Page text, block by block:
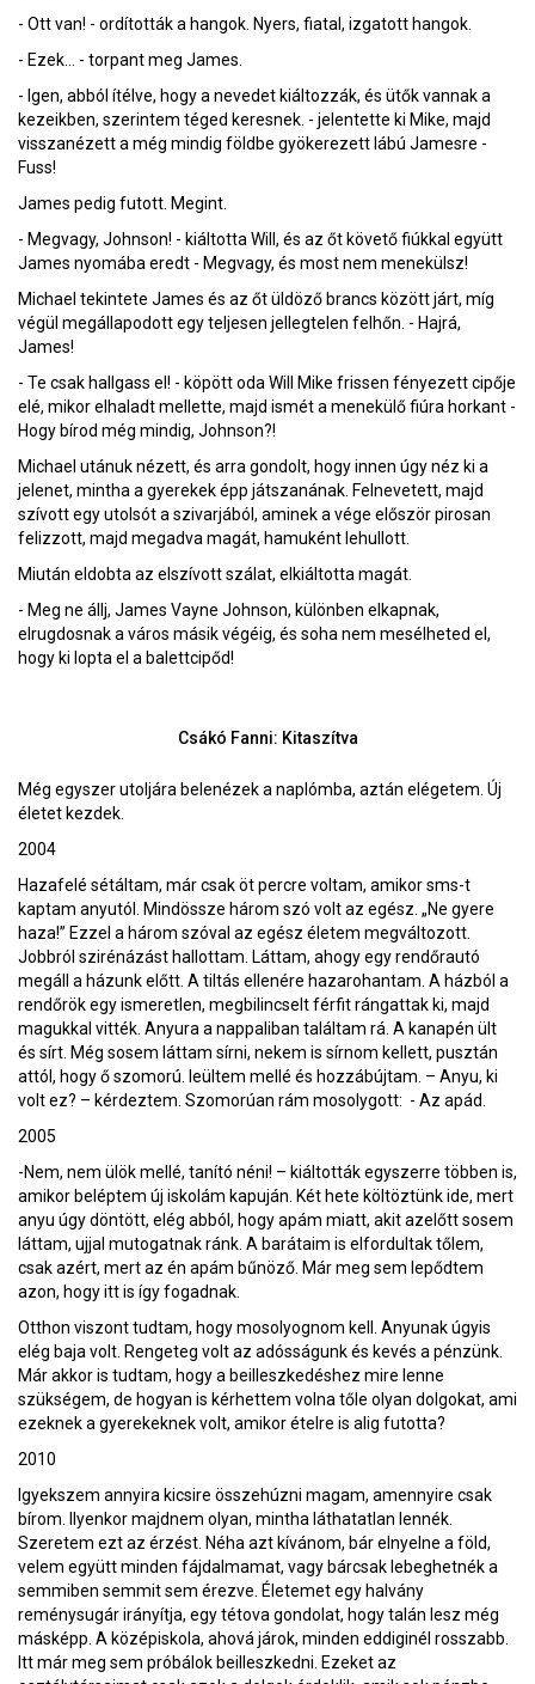
- Ott van! - ordították a hangok. Nyers, fiatal, izgatott hangok.
- Ezek... - torpant meg James.
- Igen, abból ítélve, hogy a nevedet kiáltozzák, és ütők vannak a
kezeikben, szerintem téged keresnek. - jelentette ki Mike, majd
visszanézett a még mindig földbe gyökerezett lábú Jamesre -
Fuss!
James pedig futott. Megint.
- Megvagy, Johnson! - kiáltotta Will, és az őt követő fiúkkal együtt
James nyomába eredt - Megvagy, és most nem menekülsz!
Michael tekintete James és az őt üldöző brancs között járt, míg
végül megállapodott egy teljesen jellegtelen felhőn. - Hajrá,
James!
- Te csak hallgass el! - köpött oda Will Mike frissen fényezett cipője
elé, mikor elhaladt mellette, majd ismét a menekülő fiúra horkant -
Hogy bírod még mindig, Johnson?!
Michael utánuk nézett, és arra gondolt, hogy innen úgy néz ki a
jelenet, mintha a gyerekek épp játszanának. Felnevetett, majd
szívott egy utolsót a szivarjából, aminek a vége először pirosan
felizzott, majd megadva magát, hamuként lehullott.
Miután eldobta az elszívott szálat, elkiáltotta magát.
- Meg ne állj, James Vayne Johnson, különben elkapnak,
elrugdosnak a város másik végéig, és soha nem mesélheted el,
hogy ki lopta el a balettcipőd!
Csákó Fanni: Kitaszítva
Még egyszer utoljára belenézek a naplómba, aztán elégetem. Új
életet kezdek.
2004
Hazafelé sétáltam, már csak öt percre voltam, amikor sms-t
kaptam anyutól. Mindössze három szó volt az egész. „Ne gyere
haza!” Ezzel a három szóval az egész életem megváltozott.
Jobbról szirénázást hallottam. Láttam, ahogy egy rendőrautó
megáll a házunk előtt. A tiltás ellenére hazarohantam. A házból a
rendőrök egy ismeretlen, megbilincselt férfit rángattak ki, majd
magukkal vitték. Anyura a nappaliban találtam rá. A kanapén ült
és sírt. Még sosem láttam sírni, nekem is sírnom kellett, pusztán
attól, hogy ő szomorú. leültem mellé és hozzábújtam. – Anyu, ki
volt ez? – kérdeztem. Szomorúan rám mosolygott: - Az apád.
2005
-Nem, nem ülök mellé, tanító néni! – kiáltották egyszerre többen is,
amikor beléptem új iskolám kapuján. Két hete költöztünk ide, mert
anyu úgy döntött, elég abból, hogy apám miatt, akit azelőtt sosem
láttam, ujjal mutogatnak ránk. A barátaim is elfordultak tőlem,
csak azért, mert az én apám bűnöző. Már meg sem lepődtem
azon, hogy itt is így fogadnak.
Otthon viszont tudtam, hogy mosolyognom kell. Anyunak úgyis
elég baja volt. Rengeteg volt az adósságunk és kevés a pénzünk.
Már akkor is tudtam, hogy a beilleszkedéshez mire lenne
szükségem, de hogyan is kérhettem volna tőle olyan dolgokat, ami
ezeknek a gyerekeknek volt, amikor ételre is alig futotta?
2010
Igyekszem annyira kicsire összehúzni magam, amennyire csak
bírom. Ilyenkor majdnem olyan, mintha láthatatlan lennék.
Szeretem ezt az érzést. Néha azt kívánom, bár elnyelne a föld,
velem együtt minden fájdalmamat, vagy bárcsak lebeghetnék a
semmiben semmit sem érezve. Életemet egy halvány
reménysugár irányítja, egy tétova gondolat, hogy talán lesz még
másképp. A középiskola, ahová járok, minden eddiginél rosszabb.
Itt már meg sem próbálok beilleszkedni. Ezeket az